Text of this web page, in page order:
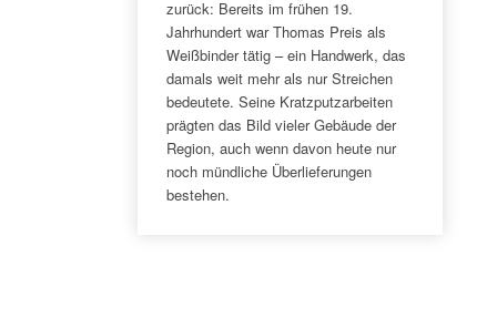
zurück: Bereits im frühen 19.
Jahrhundert war Thomas Preis als
Weißbinder tätig – ein Handwerk, das
damals weit mehr als nur Streichen
bedeutete. Seine Kratzputzarbeiten
prägten das Bild vieler Gebäude der
Region, auch wenn davon heute nur
noch mündliche Überlieferungen
bestehen.